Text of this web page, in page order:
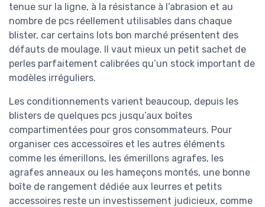
tenue sur la ligne, à la résistance à l’abrasion et au
nombre de pcs réellement utilisables dans chaque
blister, car certains lots bon marché présentent des
défauts de moulage. Il vaut mieux un petit sachet de
perles parfaitement calibrées qu’un stock important de
modèles irréguliers.
Les conditionnements varient beaucoup, depuis les
blisters de quelques pcs jusqu’aux boîtes
compartimentées pour gros consommateurs. Pour
organiser ces accessoires et les autres éléments
comme les émerillons, les émerillons agrafes, les
agrafes anneaux ou les hameçons montés, une bonne
boîte de rangement dédiée aux leurres et petits
accessoires reste un investissement judicieux, comme